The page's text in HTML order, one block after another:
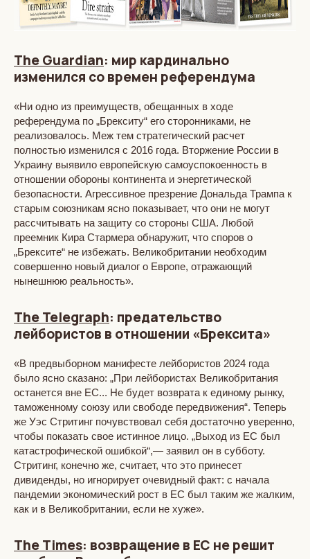
The Guardian: мир кардинально
изменился со времен референдума
«Ни одно из преимуществ, обещанных в ходе
референдума по „Брекситу“ его сторонниками, не
реализовалось. Меж тем стратегический расчет
полностью изменился с 2016 года. Вторжение России в
Украину выявило европейскую самоуспокоенность в
отношении обороны континента и энергетической
безопасности. Агрессивное презрение Дональда Трампа к
старым союзникам ясно показывает, что они не могут
рассчитывать на защиту со стороны США. Любой
преемник Кира Стармера обнаружит, что споров о
„Брексите“ не избежать. Великобритании необходим
совершенно новый диалог о Европе, отражающий
нынешнюю реальность».
The Telegraph: предательство
лейбористов в отношении «Брексита»
«В предвыборном манифесте лейбористов 2024 года
было ясно сказано: „При лейбористах Великобритания
останется вне ЕС... Не будет возврата к единому рынку,
таможенному союзу или свободе передвижения“. Теперь
же Уэс Стритинг почувствовал себя достаточно уверенно,
чтобы показать свое истинное лицо. „Выход из ЕС был
катастрофической ошибкой“,— заявил он в субботу.
Стритинг, конечно же, считает, что это принесет
дивиденды, но игнорирует очевидный факт: с начала
пандемии экономический рост в ЕС был таким же жалким,
как и в Великобритании, если не хуже».
The Times: возвращение в ЕС не решит